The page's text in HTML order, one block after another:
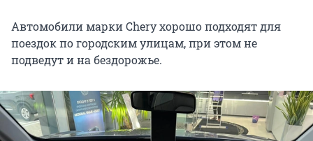
Автомобили марки Chery хорошо подходят для
поездок по городским улицам, при этом не
подведут и на бездорожье.